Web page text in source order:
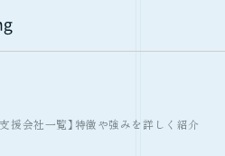
援会社一覧】特徴や強みを詳しく紹介